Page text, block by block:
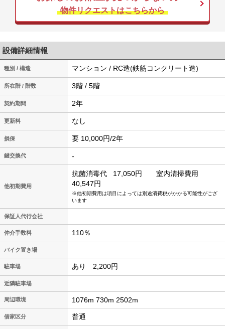
物件リクエストはこちらから
設備詳細情報
種別 / 構造 マンション / RC造(鉄筋コンクリート造)
所在階 / 階数 3階 / 5階
契約期間 2年
更新料 なし
損保 要 10,000円/2年
鍵交換代 -
他初期費用
抗菌消毒代 17,050円
室内清掃費用
40,547円
※他初期費用は項目によっては別途消費税がかかる可能性がござ
います
保証人代行会社
仲介手数料 110％
バイク置き場
駐車場 あり 2,200円
近隣駐車場
周辺環境 1076m 730m 2502m
借家区分 普通